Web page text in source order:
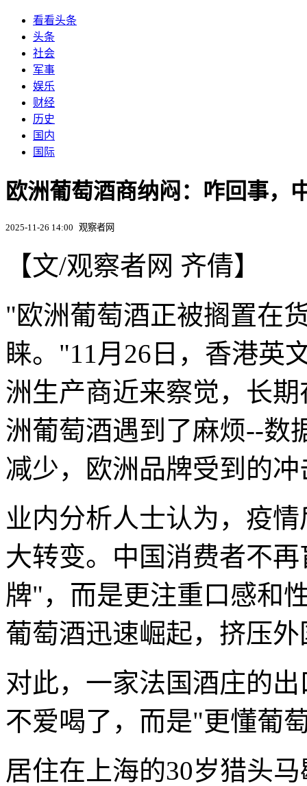
看看头条
头条
社会
军事
娱乐
财经
历史
国内
国际
欧洲葡萄酒商纳闷：咋回事，
2025-11-26 14:00 观察者网
【文/观察者网 齐倩】
"欧洲葡萄酒正被搁置在
睐。"11月26日，香港英
洲生产商近来察觉，长
洲葡萄酒遇到了麻烦--数
减少，欧洲品牌受到的
业内分析人士认为，疫
大转变。中国消费者不
牌"，而是更注重口感和
葡萄酒迅速崛起，挤压
对此，一家法国酒庄的
不爱喝了，而是"更懂葡
居住在上海的30岁猎头